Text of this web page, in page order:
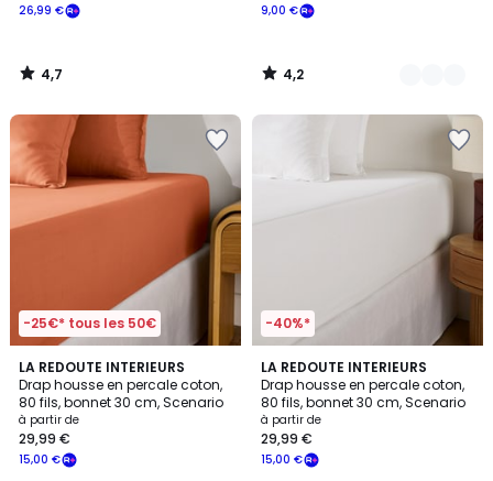
26,99 €
4,7
/
9,00 €
4,2
/
-25€* tous les 50€
LA REDOUTE INTERIEURS
Drap housse en percale coton,
80 fils, bonnet 30 cm, Scenario
à partir de
15,00 €
29,99 €
4,5
/ 5
2
Couleurs
-40%*
LA REDOUTE INTERIEURS
Drap housse en percale coton,
80 fils, bonnet 30 cm, Scenario
à partir de
15,00 €
29,99 €
4,5
/ 5
19
Couleurs